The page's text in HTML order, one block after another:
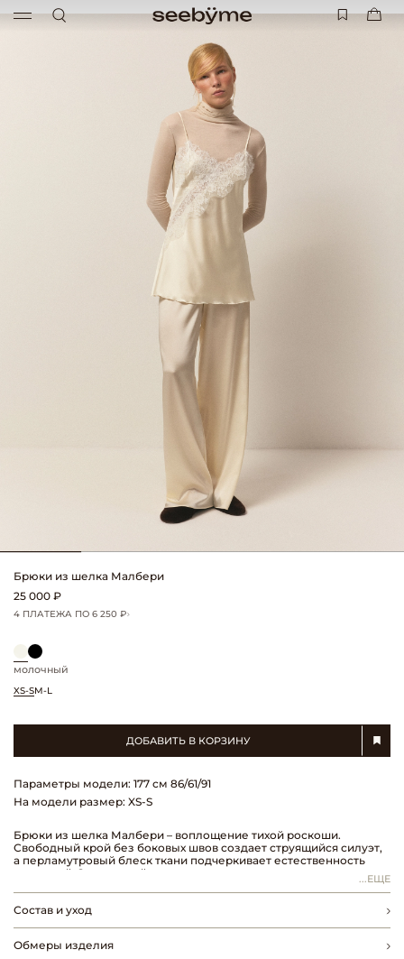
Брюки из шелка Малбери
25 000 ₽
4 ПЛАТЕЖА ПО 6 250 ₽
ДОБАВИТЬ В КОРЗИНУ
Параметры модели: 177 см 86/61/91
На модели размер: XS-S
Брюки из шелка Малбери – воплощение тихой роскоши.
Свободный крой без боковых швов создает струящийся силуэт,
а перламутровый блеск ткани подчеркивает естественность
движений. Эластичный пояс регулирует посадку, сохраняя
Шелк Малбери – самый ценный вид натурального шелка. Он
отличается своей прочностью, мягкостью и жемчужным
свечением. Носите брюки с шелковым топом или кашемировым
бадлоном. Образы, где комфорт и утонченность равнозначны.
...ЕЩЕ
молочный
XS-SM-L
Состав и уход
Обмеры изделия